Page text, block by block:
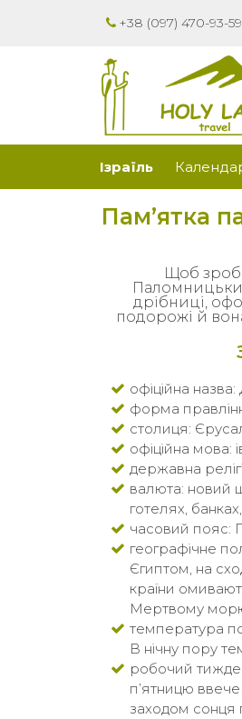
+38 (097) 470-93-59
Ізраїль
Пам’ятка
Щоб
дрібниці,
подорожі й
офіційна
форма
столиця:
офіційна мова:
державна
валюта: новий
готелях,
часовий пояс:
географічне
Єгиптом, на
країни
Мертвому
температура
В нічну пору
робочий
п’ятницю
заходом сонця